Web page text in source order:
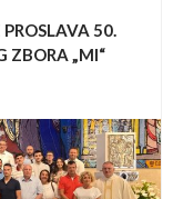
50.
ZBORA „MI“